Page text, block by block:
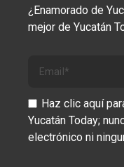
¿Enamorado de
mejor de Yucatán
Haz clic aquí
Yucatán Today;
electrónico ni